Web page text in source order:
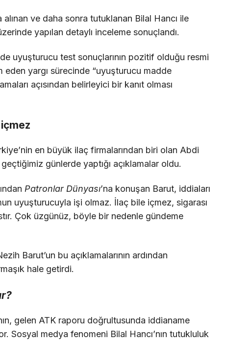
ve daha sonra tutuklanan Bilal Hancı ile
yapılan detaylı inceleme sonuçlandı.
uyuşturucu test sonuçlarının pozitif olduğu resmi
eden yargı sürecinde “uyuşturucu madde
açısından belirleyici bir kanıt olması
en büyük ilaç firmalarından biri olan Abdi
günlerde yaptığı açıklamalar oldu.
Patronlar Dünyası’na konuşan Barut, iddiaları
uyuşturucuyla işi olmaz. İlaç bile içmez, sigarası
Çok üzgünüz, böyle bir nedenle gündeme
Barut’un bu açıklamalarının ardından
hale getirdi.
gelen ATK raporu doğrultusunda iddianame
Sosyal medya fenomeni Bilal Hancı’nın tutukluluk